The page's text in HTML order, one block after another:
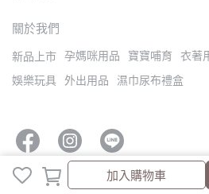
加入購物車
關於我們
新品上市 孕媽咪用品 寶寶哺育 衣著
娛樂玩具 外出用品 濕巾尿布禮盒